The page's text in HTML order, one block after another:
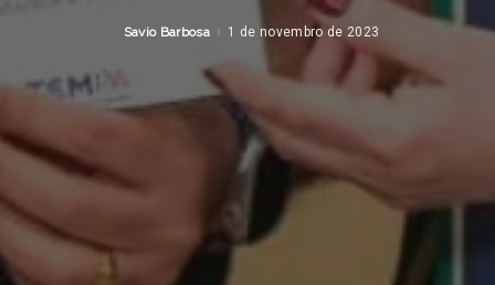
Posted
Savio Barbosa 1 de novembro de 2023